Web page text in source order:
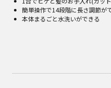
簡単操作で14段階に長さ調節
本体まるごと水洗いができる